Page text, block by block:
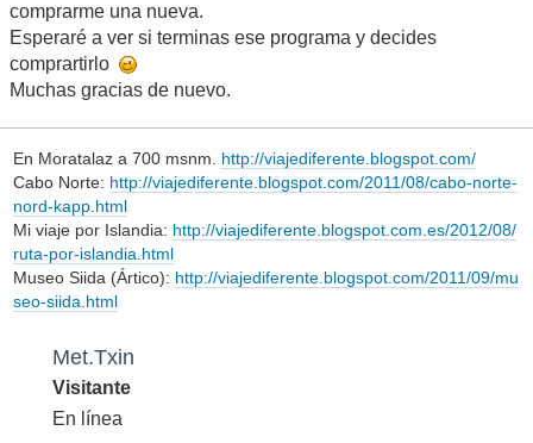
comprarme una nueva.
Esperaré a ver si terminas ese programa y decides
comprartirlo
Muchas gracias de nuevo.
En Moratalaz a 700 msnm. http://viajediferente.blogspot.com/
Cabo Norte: http://viajediferente.blogspot.com/2011/08/cabo-norte-
nord-kapp.html
Mi viaje por Islandia: http://viajediferente.blogspot.com.es/2012/08/
ruta-por-islandia.html
Museo Siida (Ártico): http://viajediferente.blogspot.com/2011/09/mu
seo-siida.html
Met.Txin
Visitante
En línea